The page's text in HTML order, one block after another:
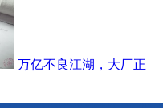
万亿不良江湖，大厂正